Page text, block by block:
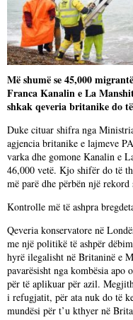
Më shumë se 45,000
Franca Kanalin e La
shkak qeveria britanike do
Duke cituar shifra nga
agjencia britanike e lajmeve
varka dhe gomone Kanalin e
46,000 vetë. Kjo shifër do të
më parë dhe përbën një
Kontrolle më të ashpra
Qeveria konservatore në
me një politikë të ashpër
hyrë ilegalisht në Britaninë e
pavarësisht nga kombësia apo
për të aplikuar për azil.
i refugjatit, për ata nuk do të
mundësi për t’u kthyer në